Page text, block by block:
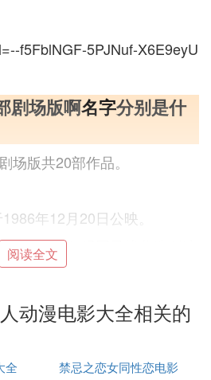
f5FblNGF-5PJNuf-X6E9eyU
剧场版啊名字分别是什
场版共20部作品。
年12月20日公映。
述的是布尔玛因寻找龙珠而结
险故事。
林在龟仙人那学艺期间发生
险》，于1987年7月18日公
阅读全文
动漫电影大全相关的
全
禁忌之恋女同性恋电影